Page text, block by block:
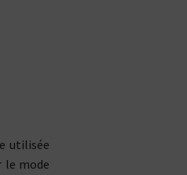
utilisée
le mode